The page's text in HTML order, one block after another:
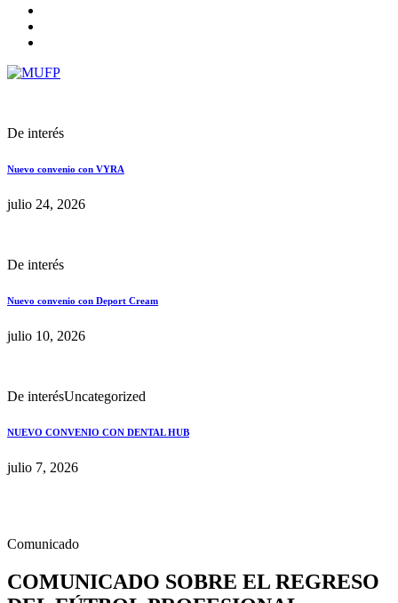
De interés
Nuevo convenio con VYRA
julio 24, 2026
De interés
Nuevo convenio con Deport Cream
julio 10, 2026
De interésUncategorized
NUEVO CONVENIO CON DENTAL HUB
julio 7, 2026
Comunicado
COMUNICADO SOBRE EL REGRESO